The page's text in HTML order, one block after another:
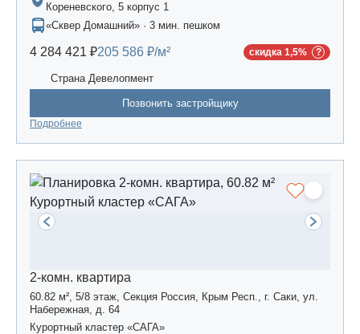
Кореневского, 5 корпус 1
«Сквер Домашний» · 3 мин. пешком
4 284 421 ₽205 586 ₽/м² скидка 1,5%
Страна Девелопмент
Позвонить застройщику
Подробнее
2-комн. квартира
60.82 м², 5/8 этаж, Секция Россия, Крым Респ., г. Саки, ул.
Набережная, д. 64
Курортный кластер «САГА»